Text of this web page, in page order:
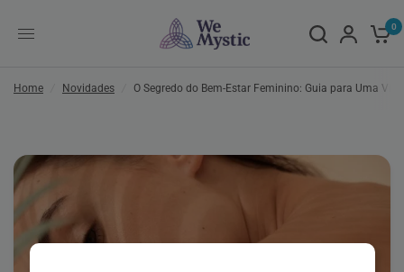
0
Home Novidades O Segredo do Bem-Estar Feminino: Guia para Uma